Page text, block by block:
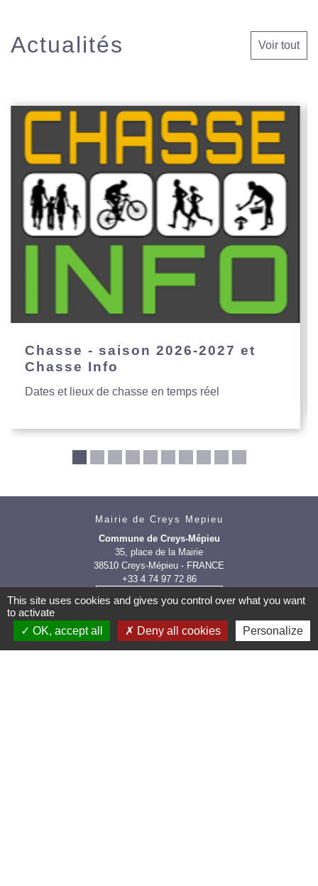
Actualités Voir tout
Chasse - saison 2026-2027 et
Chasse Info
Dates et lieux de chasse en temps réel
Mairie de Creys Mepieu
Commune de Creys-Mépieu
35, place de la Mairie
38510 Creys-Mépieu - FRANCE
+33 4 74 97 72 86
Contact par formulaire
This site uses cookies and gives you control over what you want
to activate
OK, accept all
Deny all cookies Personalize